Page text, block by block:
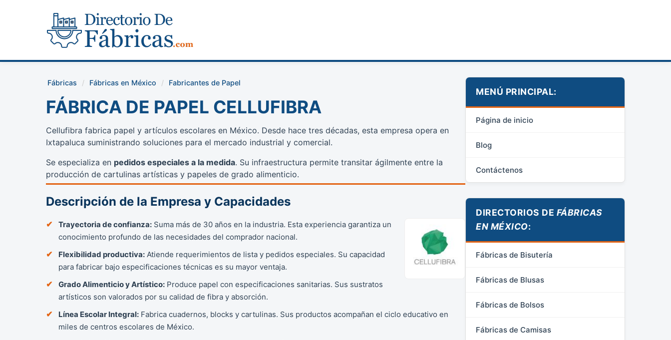
Fábricas Fábricas en México Fabricantes de Papel
FÁBRICA DE PAPEL CELLUFIBRA
Cellufibra fabrica papel y artículos escolares en México. Desde hace tres décadas, esta empresa opera en
Ixtapaluca suministrando soluciones para el mercado industrial y comercial.
Se especializa en pedidos especiales a la medida. Su infraestructura permite transitar ágilmente entre la
producción de cartulinas artísticas y papeles de grado alimenticio.
Descripción de la Empresa y Capacidades
Trayectoria de confianza: Suma más de 30 años en la industria. Esta experiencia garantiza un
conocimiento profundo de las necesidades del comprador nacional.
Flexibilidad productiva: Atiende requerimientos de lista y pedidos especiales. Su capacidad
para fabricar bajo especificaciones técnicas es su mayor ventaja.
Grado Alimenticio y Artístico: Produce papel con especificaciones sanitarias. Sus sustratos
artísticos son valorados por su calidad de fibra y absorción.
Línea Escolar Integral: Fabrica cuadernos, blocks y cartulinas. Sus productos acompañan el ciclo educativo en
miles de centros escolares de México.
MENÚ PRINCIPAL:
Página de inicio
Blog
Contáctenos
DIRECTORIOS DE FÁBRICAS
EN MÉXICO:
Fábricas de Bisutería
Fábricas de Blusas
Fábricas de Bolsos
Fábricas de Camisas